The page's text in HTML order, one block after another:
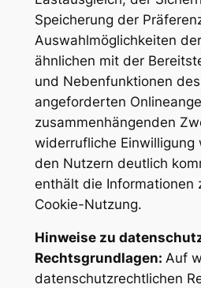
Speicherung der
Auswahlmöglichkeiten
ähnlichen mit der
und Nebenfunktionen
angeforderten
zusammenhängenden
widerrufliche Einwilligung
den Nutzern deutlich
enthält die Informationen
Cookie-Nutzung.
Hinweise zu
Rechtsgrundlagen: Auf
datenschutzrechtlichen